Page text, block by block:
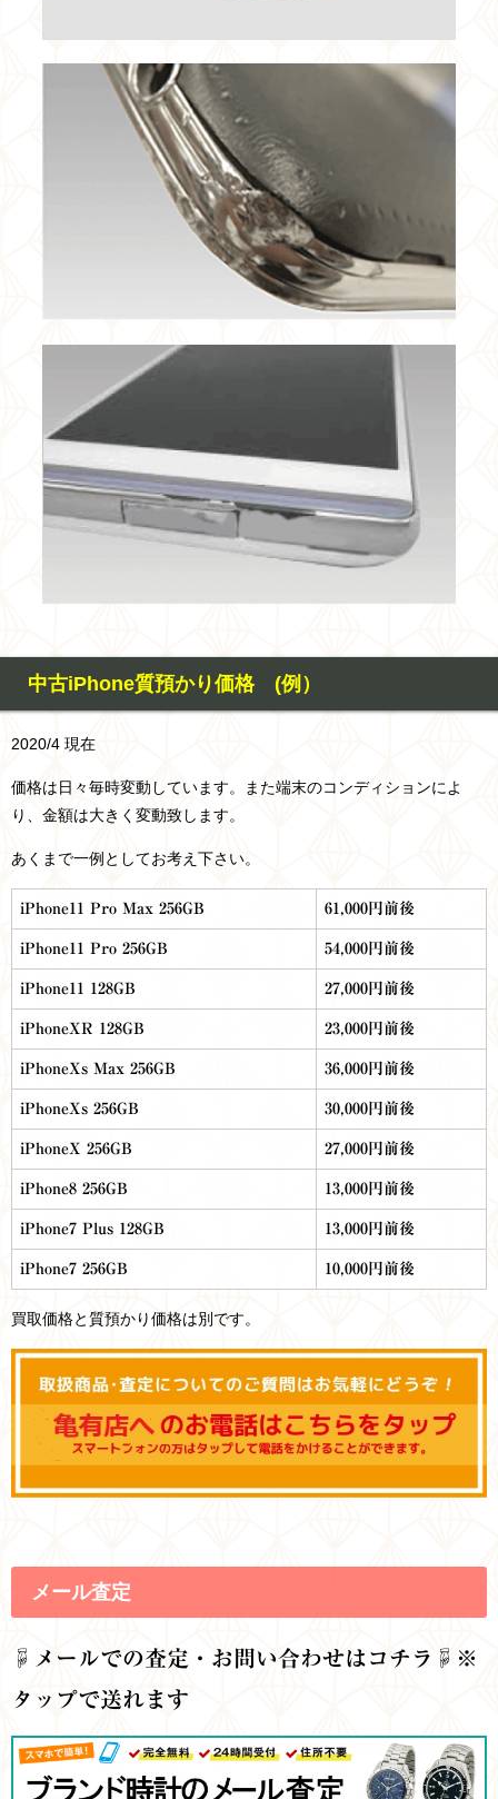
中古iPhone質預かり価格 (例）
2020/4 現在
価格は日々毎時変動しています。また端末のコンディションによ
り、金額は大きく変動致します。
あくまで一例としてお考え下さい。
iPhone11 Pro Max 256GB 61,000円前後
iPhone11 Pro 256GB 54,000円前後
iPhone11 128GB 27,000円前後
iPhoneXR 128GB 23,000円前後
iPhoneXs Max 256GB 36,000円前後
iPhoneXs 256GB 30,000円前後
iPhoneX 256GB 27,000円前後
iPhone8 256GB 13,000円前後
iPhone7 Plus 128GB 13,000円前後
iPhone7 256GB 10,000円前後
買取価格と質預かり価格は別です。
メール査定
☟ メールでの査定・お問い合わせはコチラ☟※
タップで送れます